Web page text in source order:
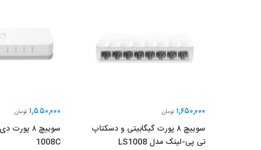
۱,۶۵۰,۰۰۰ تومان
سوییچ ۸ پورت گیگابیتی و دسکتاپ
تی پی-لینک مدل LS1008
۱,۵۵۰,۰۰۰ تومان
1008C